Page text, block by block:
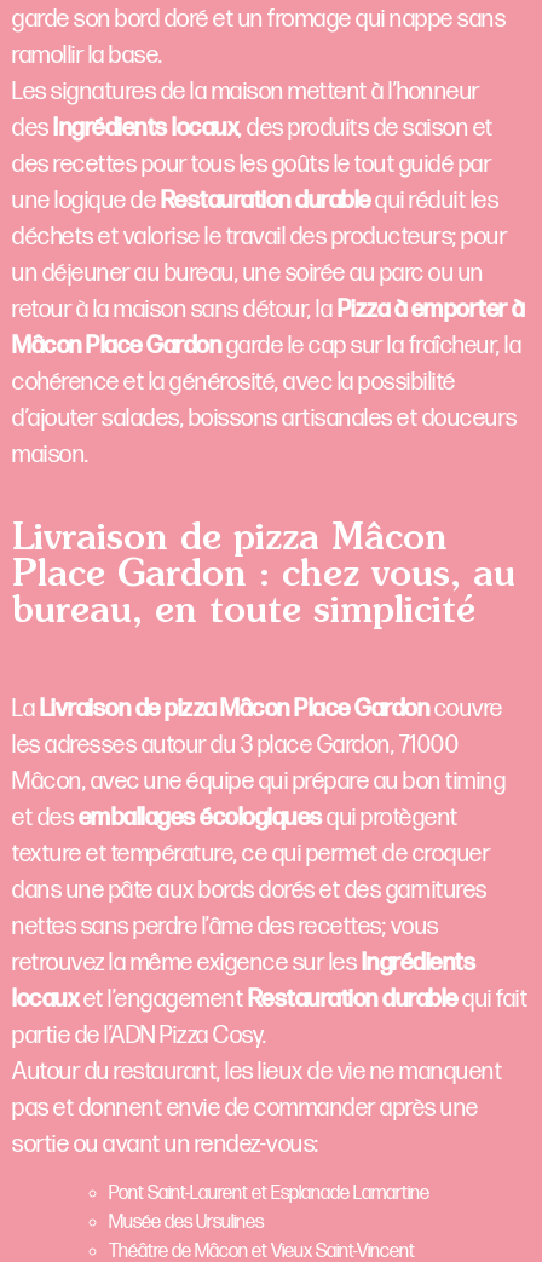
garde son bord doré et un fromage qui nappe sans
ramollir la base.
Les signatures de la maison mettent à l’honneur
desIngrédients locaux, des produits de saison et
des recettes pour tous les goûts le tout guidé par
une logique deRestauration durablequi réduit les
déchets et valorise le travail des producteurs; pour
un déjeuner au bureau, une soirée au parc ou un
retour à la maison sans détour, laPizza à emporter à
Mâcon Place Gardongarde le cap sur la fraîcheur, la
cohérence et la générosité, avec la possibilité
d’ajouter salades, boissons artisanales et douceurs
maison.
Livraison de pizza Mâcon
Place Gardon : chez vous, au
bureau, en toute simplicité
La Livraison de pizza Mâcon Place Gardoncouvre
les adresses autour du 3 place Gardon, 71000
Mâcon, avec une équipe qui prépare au bon timing
et desemballages écologiquesqui protègent
texture et température, ce qui permet de croquer
dans une pâte aux bords dorés et des garnitures
nettes sans perdre l’âme des recettes; vous
retrouvez la même exigence sur les Ingrédients
locauxet l’engagement Restauration durablequi fait
partie de l’ADN Pizza Cosy.
Autour du restaurant, les lieux de vie ne manquent
pas et donnent envie de commander après une
sortie ou avant un rendez‑vous:
Pont Saint‑Laurent et Esplanade Lamartine
Musée des Ursulines
Théâtre de Mâcon et Vieux Saint‑Vincent